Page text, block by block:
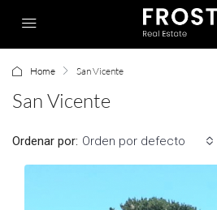
Home San Vicente
San Vicente
Ordenar por: Orden por defecto